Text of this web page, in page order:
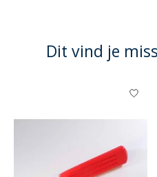
Dit vind je
Items van productcarrousel